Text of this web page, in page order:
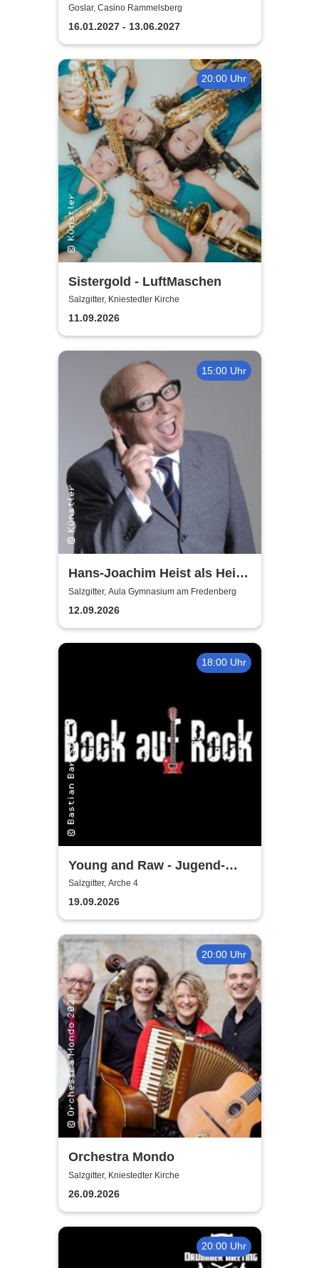
Polterabendkiller
Goslar, Casino Rammelsberg
16.01.2027 - 13.06.2027
20:00 Uhr
Sistergold - LuftMaschen
Salzgitter, Kniestedter Kirche
11.09.2026
15:00 Uhr
Hans-Joachim Heist als Heinz
Erhard - Noch'n Gedicht
Salzgitter, Aula Gymnasium am Fredenberg
12.09.2026
18:00 Uhr
Young and Raw - Jugend-
Konzert
Salzgitter, Arche 4
19.09.2026
20:00 Uhr
Orchestra Mondo
Salzgitter, Kniestedter Kirche
26.09.2026
20:00 Uhr